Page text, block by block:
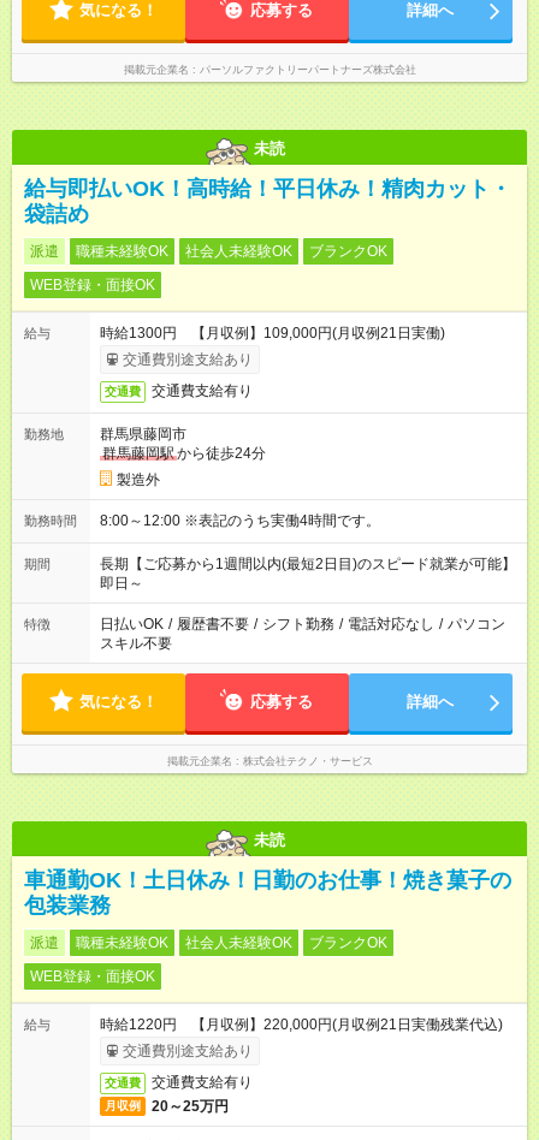
気になる！ 応募する 詳細へ
掲載元企業名 パーソルファクトリーパートナーズ株式会社
未読
給与即払いOK！高時給！平日休み！精肉カット・
袋詰め
派遣 職種未経験OK 社会人未経験OK
ブランクOK
WEB登録・面接OK
給与
時給1300円 【月収例】109,000円(月収例21日実働)
交通費別途支給あり
交通費 交通費支給有り
勤務地
群馬県藤岡市
群馬藤岡駅から徒歩24分
製造外
勤務時間 8:00～12:00 ※表記のうち実働4時間です。
期間
長期【ご応募から1週間以内(最短2日目)のスピード就業が可能】
即日～
特徴 日払いOK / 履歴書不要 / シフト勤務 / 電話対応なし / パソコン
スキル不要
気になる！ 応募する 詳細へ
掲載元企業名 株式会社テクノ・サービス
未読
車通勤OK！土日休み！日勤のお仕事！焼き菓子の
包装業務
派遣 職種未経験OK 社会人未経験OK
ブランクOK
WEB登録・面接OK
給与
時給1220円 【月収例】220,000円(月収例21日実働残業代込)
交通費別途支給あり
交通費 交通費支給有り
月収例 20～25万円